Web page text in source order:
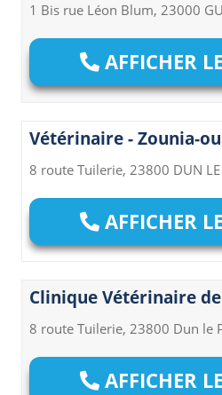
1 Bis rue Léon Blum, 23000
AFFICHER
Vétérinaire - Zounia-
8 route Tuilerie, 23800 DUN LE
AFFICHER
Clinique Vétérinaire
8 route Tuilerie, 23800 Dun le
AFFICHER